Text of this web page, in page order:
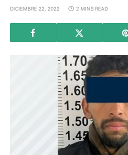
DICIEMBRE 22, 2022 2 MINS READ